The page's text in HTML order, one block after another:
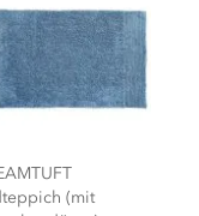
(mit